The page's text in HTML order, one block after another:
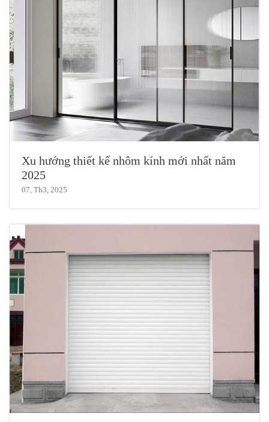
Xu hướng thiết kế nhôm kính mới nhất năm
2025
07, Th3, 2025